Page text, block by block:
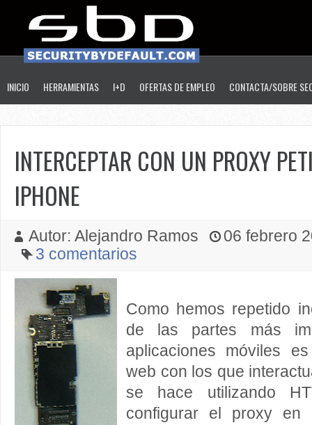
INICIO HERRAMIENTAS I+D OFERTAS DE EMPLEO CONTACTA/SOBRE
INTERCEPTAR CON UN PROXY
IPHONE
Autor: Alejandro Ramos
06 febrero
3 comentarios
Como hemos repetido
de las partes más
aplicaciones móviles
web con los que
se hace utilizando
configurar el proxy